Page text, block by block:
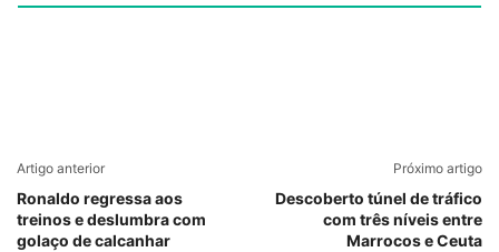
Artigo anterior
Ronaldo regressa aos
treinos e deslumbra com
golaço de calcanhar
Próximo artigo
Descoberto túnel de tráfico
com três níveis entre
Marrocos e Ceuta